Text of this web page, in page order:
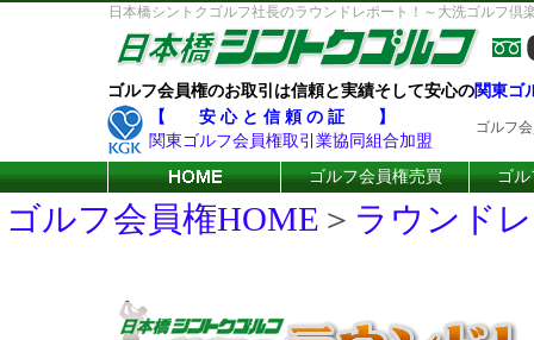
日本橋シントクゴルフ社長のラウンドレポート！～大洗ゴルフ倶
ゴルフ会員権のお取引は信頼と実績そして安心の関東ゴ
【 安 心 と 信 頼 の 証 】
関東ゴルフ会員権取引業協同組合加盟
ゴルフ
ゴルフ会員権売買 ゴル
ゴルフ会員権HOME ＞ ラウンド